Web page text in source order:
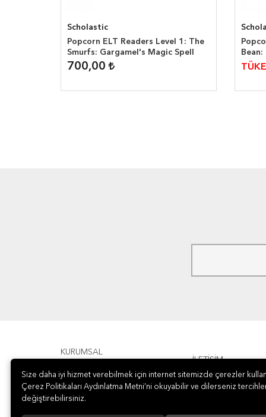
Scholastic
Popcorn ELT Readers Level 1: The
Smurfs: Gargamel's Magic Spell
700,00
Bean:
KURUMSAL
ÖDEME
İLETİŞİM
Size daha iyi hizmet verebilmek için internet sitemizde çerezler
Çerez Politikaları Aydınlatma Metni’ni okuyabilir ve dilerseniz
değiştirebilirsiniz.